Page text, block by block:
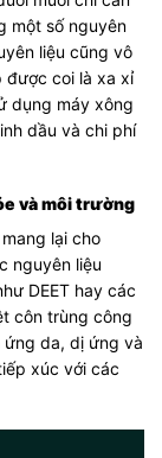
một số nguyên
liệu cũng vô
được coi là xa xỉ
dụng máy xông
dầu và chi phí
và môi trường
lại cho
nguyên liệu
DEET hay các
côn trùng công
da, dị ứng và
xúc với các